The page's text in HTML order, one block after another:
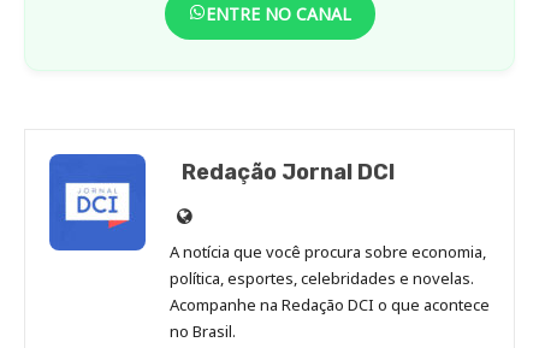
ENTRE NO CANAL
Redação Jornal DCI
Site
de
Redação
Jornal
DCI
A notícia que você procura sobre economia,
política, esportes, celebridades e novelas.
Acompanhe na Redação DCI o que acontece
no Brasil.